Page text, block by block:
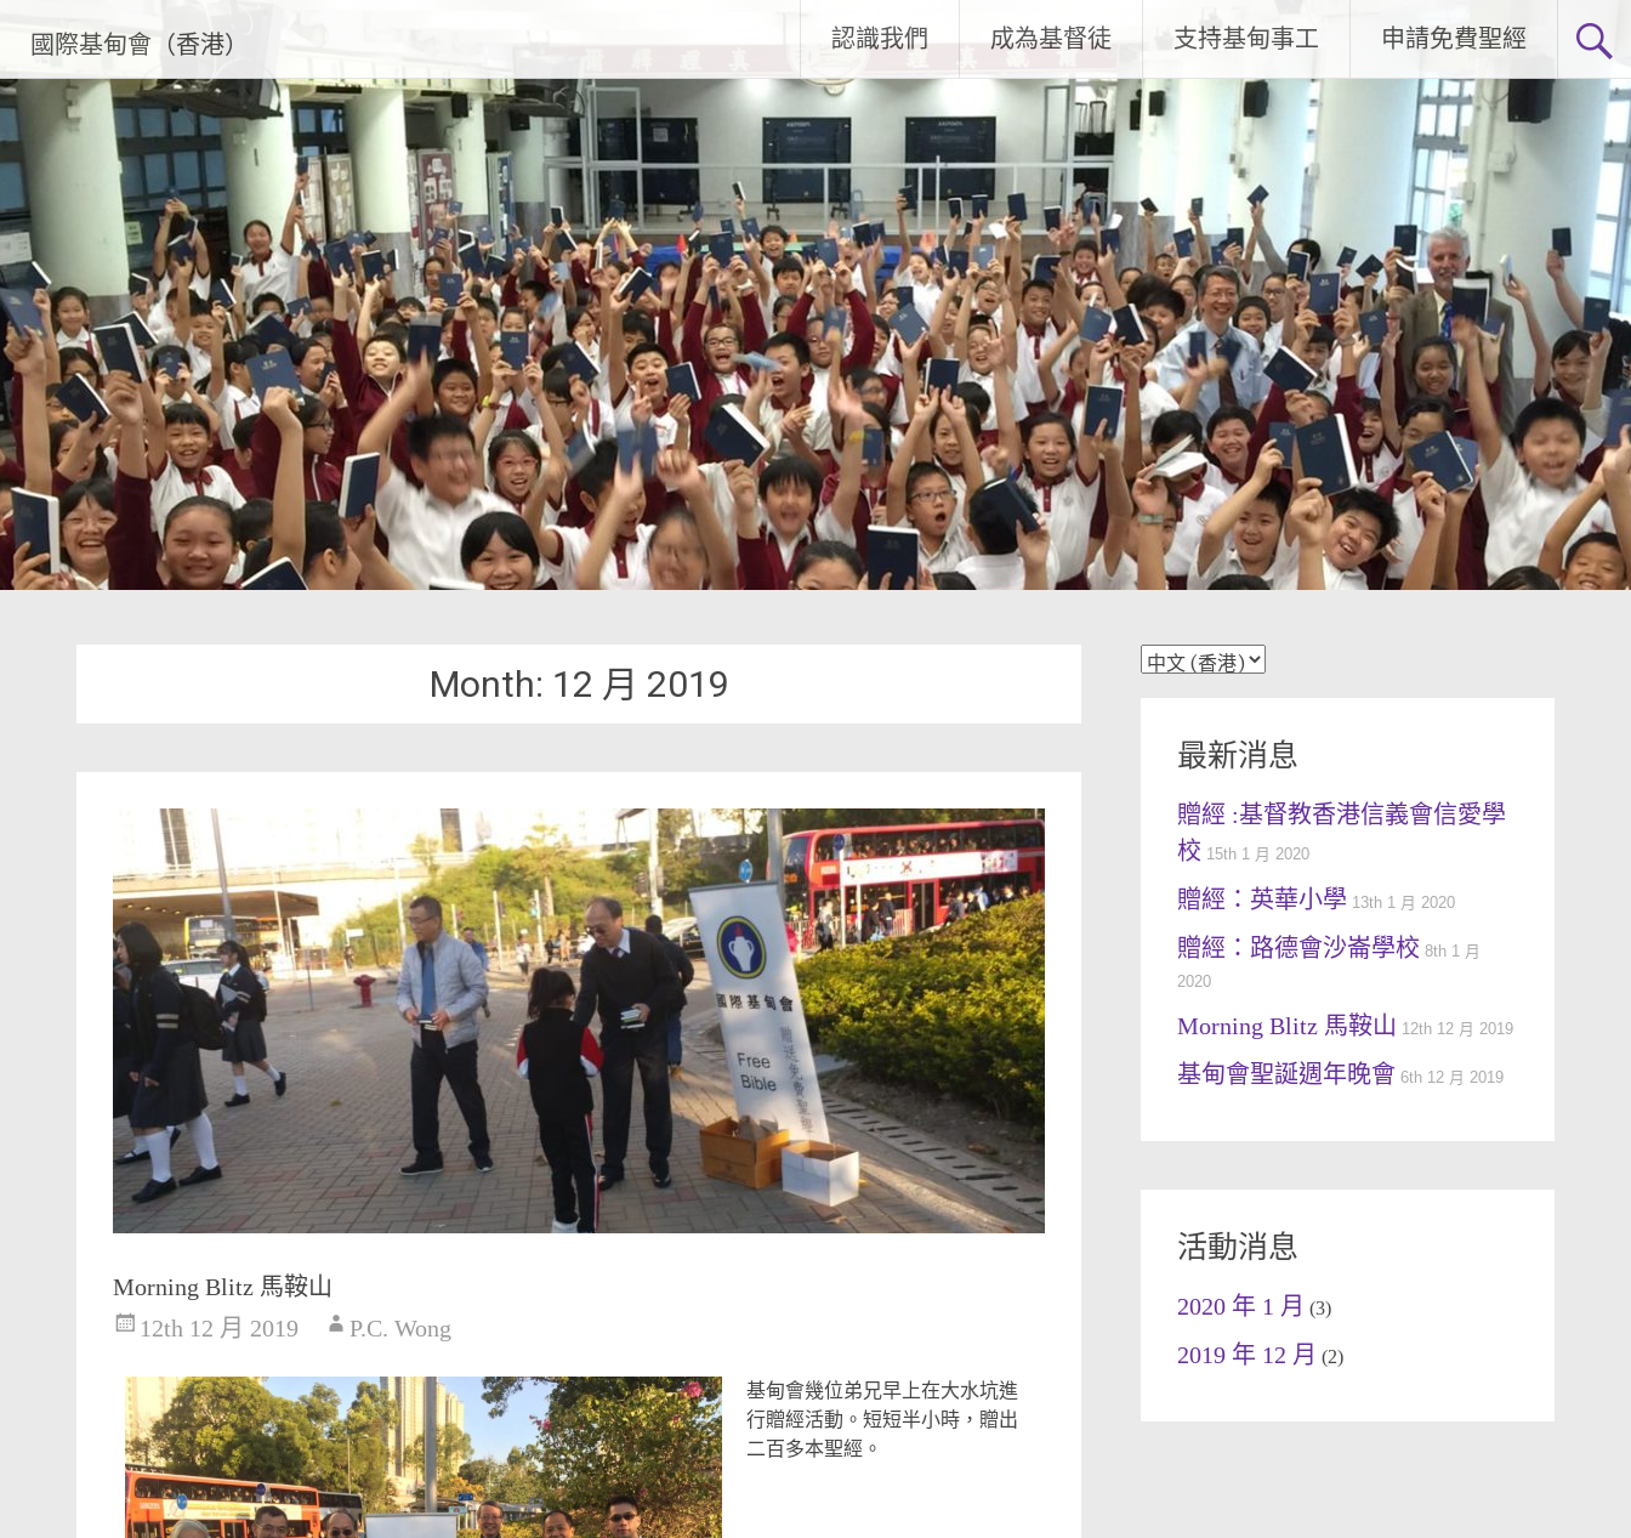
國際基甸會（香港） 認識我們 成為基督徒 支持基甸事工 申請免費聖經
Month: 12 月 2019
Morning Blitz 馬鞍山
12th 12 月 2019
P.C. Wong
基甸會幾位弟兄早上在大水坑進
行贈經活動。短短半小時，贈出
二百多本聖經。
最新消息
贈經 :基督教香港信義會信愛學
校 15th 1 月 2020
贈經：英華小學 13th 1 月 2020
贈經：路德會沙崙學校 8th 1 月
2020
Morning Blitz 馬鞍山 12th 12 月 2019
基甸會聖誕週年晚會 6th 12 月 2019
活動消息
2020 年 1 月 (3)
2019 年 12 月 (2)